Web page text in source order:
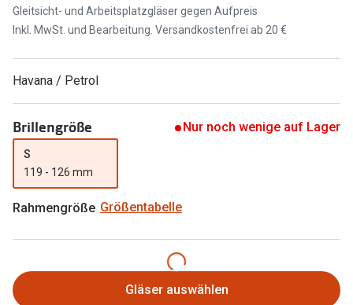
Miu Miu
alle Marken
Brillenpass richtig lesen
Alle Brillen Ratgeber
Angebote
Brillen 2 für 1
20% auf selbsttönende Gläser
Oakley
Randlose
Gleitsicht- und Arbeitsplatzgläser gegen Aufpreis
Inkl. MwSt. und Bearbeitung. Versandkostenfrei ab 20 €
Havana / Petrol
Brillengröße Nur noch wenige auf Lager
S
119 - 126 mm
Rahmengröße Größentabelle
Gläser auswählen